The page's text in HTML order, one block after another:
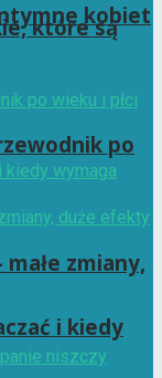
kobiet
i kiedy
które są
po
zmiany,